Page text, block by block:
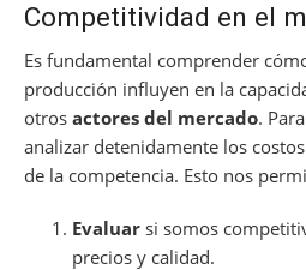
Competitividad en el
Es fundamental comprender
producción influyen en la
otros actores del mercado.
analizar detenidamente los
de la competencia. Esto nos
Evaluar si somos
precios y calidad.